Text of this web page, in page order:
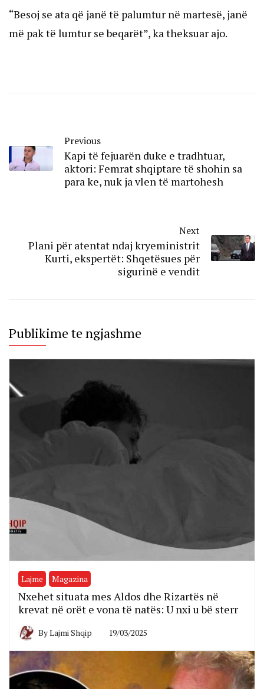
“Besoj se ata që janë të palumtur në martesë, janë
më pak të lumtur se beqarët”, ka theksuar ajo.
Previous
Kapi të fejuarën duke e tradhtuar,
aktori: Femrat shqiptare të shohin sa
para ke, nuk ja vlen të martohesh
Next
Plani për atentat ndaj kryeministrit
Kurti, ekspertët: Shqetësues për
sigurinë e vendit
Publikime te ngjashme
Lajme Magazina
Nxehet situata mes Aldos dhe Rizartës në
krevat në orët e vona të natës: U nxi u bë sterr
ByLajmi Shqip 19/03/2025